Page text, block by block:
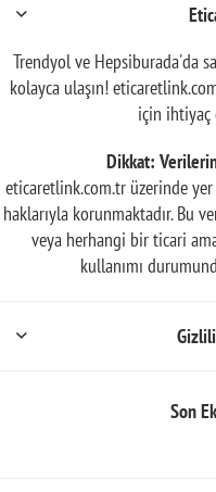
Trendyol ve Hepsiburada'da
kolayca ulaşın!
için ihtiyaç
Dikkat:
eticaretlink.com.tr üzerinde
haklarıyla korunmaktadır. Bu
veya herhangi bir ticari
kullanımı
Son